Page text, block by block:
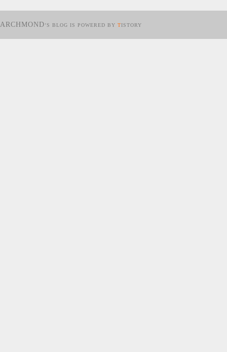
ARCHMOND’S BLOG IS POWERED BY TISTORY